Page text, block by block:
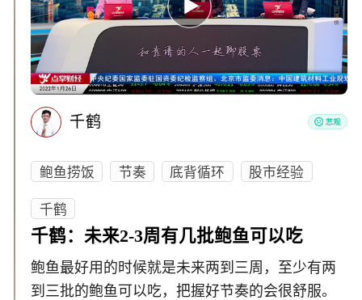
千鹤
鲍鱼捞饭 节奏 底背循环
股市经验
千鹤
千鹤：未来2-3周有几批鲍鱼可以吃
鲍鱼最好用的时候就是未来两到三周，至少有两
到三批的鲍鱼可以吃，把握好节奏的会很舒服。